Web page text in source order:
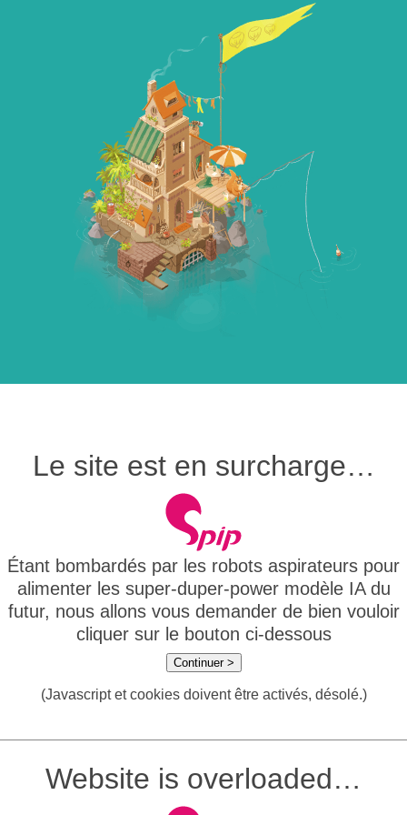
Le site est en surcharge…
Étant bombardés par les robots aspirateurs pour
alimenter les super-duper-power modèle IA du
futur, nous allons vous demander de bien vouloir
cliquer sur le bouton ci-dessous
Continuer >
(Javascript et cookies doivent être activés, désolé.)
Website is overloaded…